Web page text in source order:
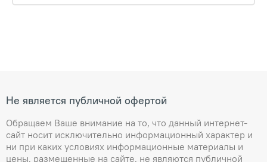
Не является публичной офертой
Обращаем Ваше внимание на то, что данный интернет-
сайт носит исключительно информационный характер и
ни при каких условиях информационные материалы и
цены, размещенные на сайте, не являются публичной